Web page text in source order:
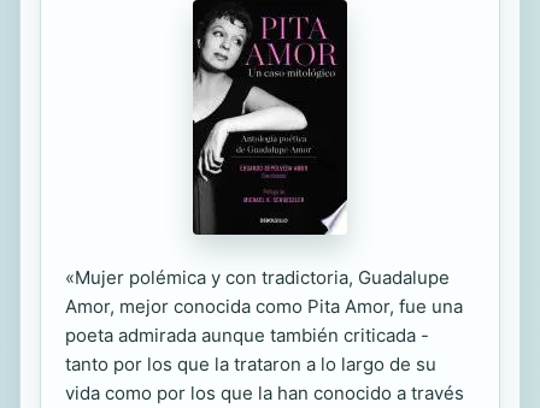
«Mujer polémica y con tradictoria, Guadalupe
Amor, mejor conocida como Pita Amor, fue una
poeta admirada aunque también criticada -
tanto por los que la trataron a lo largo de su
vida como por los que la han conocido a través